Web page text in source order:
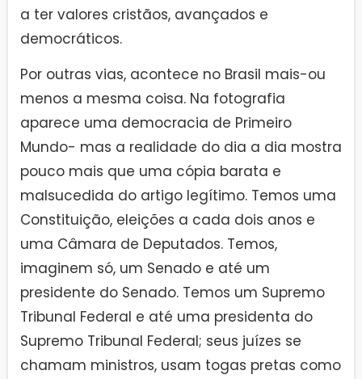
a ter valores cristãos, avançados e
democráticos.
Por outras vias, acontece no Brasil mais-ou
menos a mesma coisa. Na fotografia
aparece uma democracia de Primeiro
Mundo- mas a realidade do dia a dia mostra
pouco mais que uma cópia barata e
malsucedida do artigo legítimo. Temos uma
Constituição, eleições a cada dois anos e
uma Câmara de Deputados. Temos,
imaginem só, um Senado e até um
presidente do Senado. Temos um Supremo
Tribunal Federal e até uma presidenta do
Supremo Tribunal Federal; seus juízes se
chamam ministros, usam togas pretas como